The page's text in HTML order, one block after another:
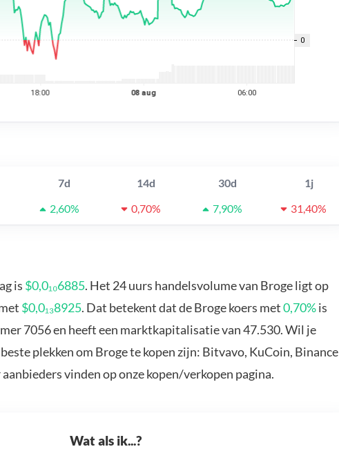
7d 14d 30d
1j
2,60% 0,70% 7,90% 31,40%
is $0,0₁₀6885. Het 24 uurs handelsvolume van Broge ligt op
$0,0₁₃8925. Dat betekent dat de Broge koers met0,70%is
7056 en heeft een marktkapitalisatie van 47.530. Wil je
plekken om Broge te kopen zijn: Bitvavo, KuCoin, Binance
vinden op onze kopen/verkopen pagina.
Wat als ik...?